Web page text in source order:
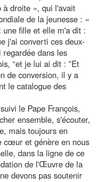
à droite », qui l'avait
de la jeunesse : «
une fille et elle m'a dit :
j'ai converti ces deux-
dans les
“et je lui ai dit : ”Et
de conversion, il y a
le catalogue des
le Pape François,
ensemble, s'écouter,
mais toujours en
cœur et génère en nous
dans la ligne de ce
de l'Œuvre de la
devons pas soutenir